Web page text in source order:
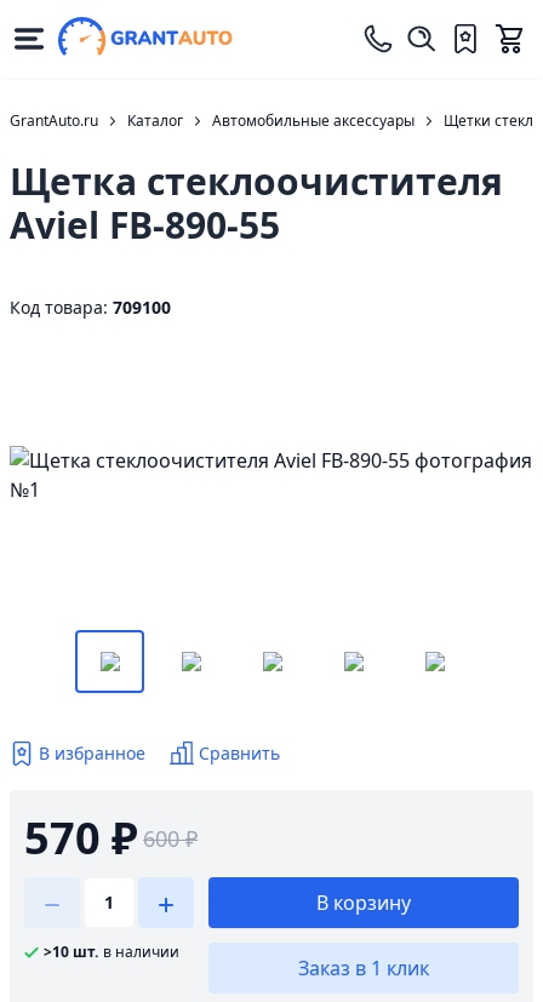
GrantAuto.ru Каталог Автомобильные аксессуары Щетки
Щетка стеклоочистителя
Aviel FB-890-55
Код товара: 709100
В избранное Сравнить
570 ₽ 600 ₽
>10 шт. в наличии
В корзину
Заказ в 1 клик